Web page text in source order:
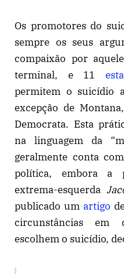
Os promotores do
sempre os seus
compaixão por
terminal, e 11
permitem o suicídio
excepção de
Democrata. Esta
na linguagem da
geralmente conta
política, embora a
extrema-esquerda
publicado um artigo
circunstâncias em
escolhem o suicídio,